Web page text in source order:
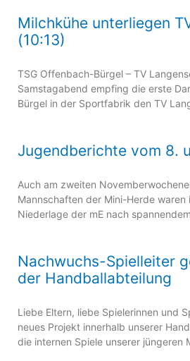
Milchkühe unterliegen
(10:13)
TSG Offenbach-Bürgel – TV
Samstagabend empfing die erste
Bürgel in der Sportfabrik den TV
Jugendberichte vom 8.
Auch am zweiten
Mannschaften der Mini-Herde waren
Niederlage der mE nach
Nachwuchs-Spielleiter
der Handballabteilung
Liebe Eltern, liebe Spielerinnen und
neues Projekt innerhalb unserer
die internen Spiele unserer jüngeren